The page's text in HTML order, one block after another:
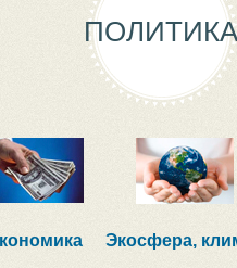
ПОЛИТИКА
Экосфера,